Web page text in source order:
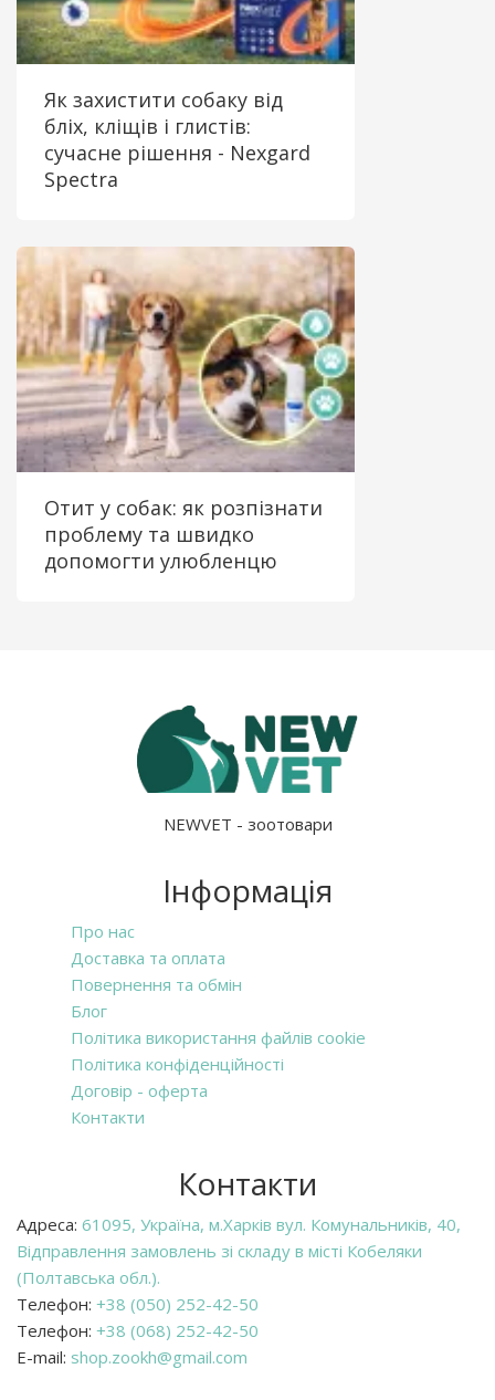
Як захистити собаку від
бліх, кліщів і глистів:
сучасне рішення - Nexgard
Spectra
Отит у собак: як розпізнати
проблему та швидко
допомогти улюбленцю
NEWVET - зоотовари
Інформація
Про нас
Доставка та оплата
Повернення та обмін
Блог
Політика використання файлів cookie
Політика конфіденційності
Договір - оферта
Контакти
Контакти
Адреса: 61095, Україна, м.Харків вул. Комунальників, 40,
Відправлення замовлень зі складу в місті Кобеляки
(Полтавська обл.).
Телефон: +38 (050) 252-42-50
Телефон: +38 (068) 252-42-50
E-mail: shop.zookh@gmail.com